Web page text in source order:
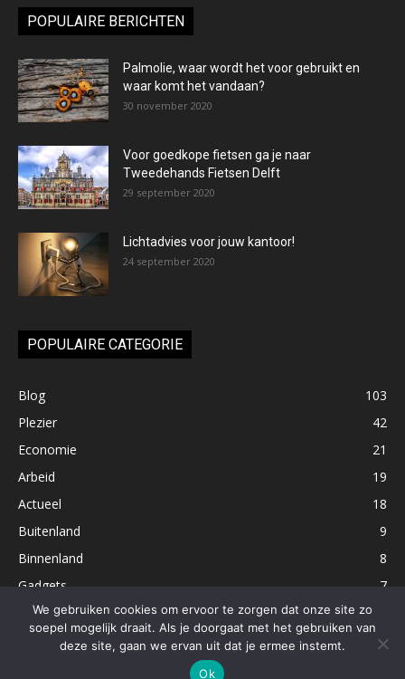
POPULAIRE BERICHTEN
Palmolie, waar wordt het voor gebruikt en
waar komt het vandaan?
30 november 2020
Voor goedkope fietsen ga je naar
Tweedehands Fietsen Delft
29 september 2020
Lichtadvies voor jouw kantoor!
24 september 2020
POPULAIRE CATEGORIE
Blog
103
Plezier
42
Economie
21
Arbeid
19
Actueel
18
Buitenland
9
Binnenland
8
Gadgets
7
cursus Engels Alkmaar
We gebruiken cookies om ervoor te zorgen dat onze site zo
soepel mogelijk draait. Als je doorgaat met het gebruiken van
deze site, gaan we ervan uit dat je ermee instemt.
Ok